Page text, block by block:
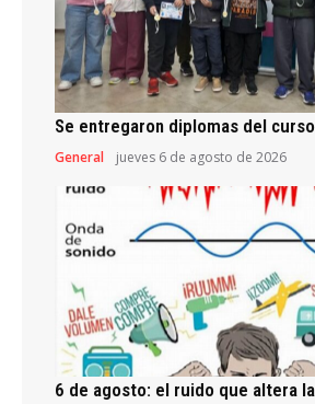
Se entregaron diplomas del
General jueves 6 de agosto de 2026
6 de agosto: el ruido que altera